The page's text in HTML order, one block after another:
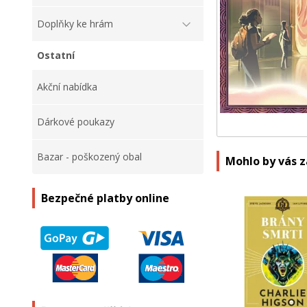
Doplňky ke hrám
Ostatní
Akční nabídka
Dárkové poukazy
Bazar - poškozený obal
Bezpečné platby online
Mohlo by vás